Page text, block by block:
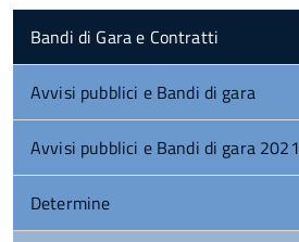
Bandi di Gara e Contratti
Avvisi pubblici e Bandi di gara
Avvisi pubblici e Bandi di gara 2021
Determine